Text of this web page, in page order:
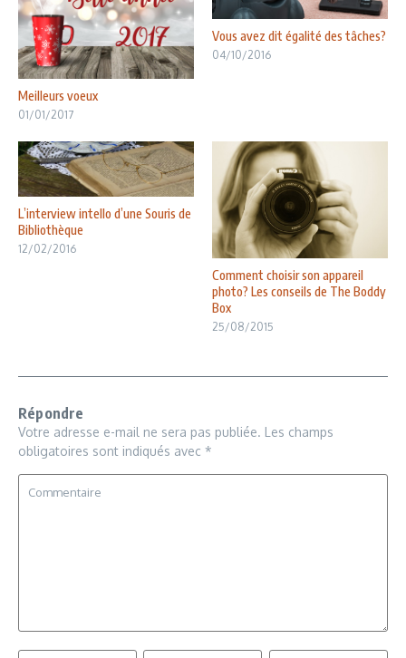
Meilleurs voeux
01/01/2017
Vous avez dit égalité des tâches?
04/10/2016
L’interview intello d’une Souris de
Bibliothèque
12/02/2016
Comment choisir son appareil
photo? Les conseils de The Boddy
Box
25/08/2015
Répondre
Votre adresse e-mail ne sera pas publiée. Les champs
obligatoires sont indiqués avec *